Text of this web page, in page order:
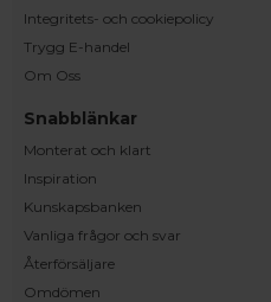
Integritets- och cookiepolicy
Trygg E-handel
Om Oss
Snabblänkar
Monterat och klart
Inspiration
Kunskapsbanken
Vanliga frågor och svar
Återförsäljare
Omdömen